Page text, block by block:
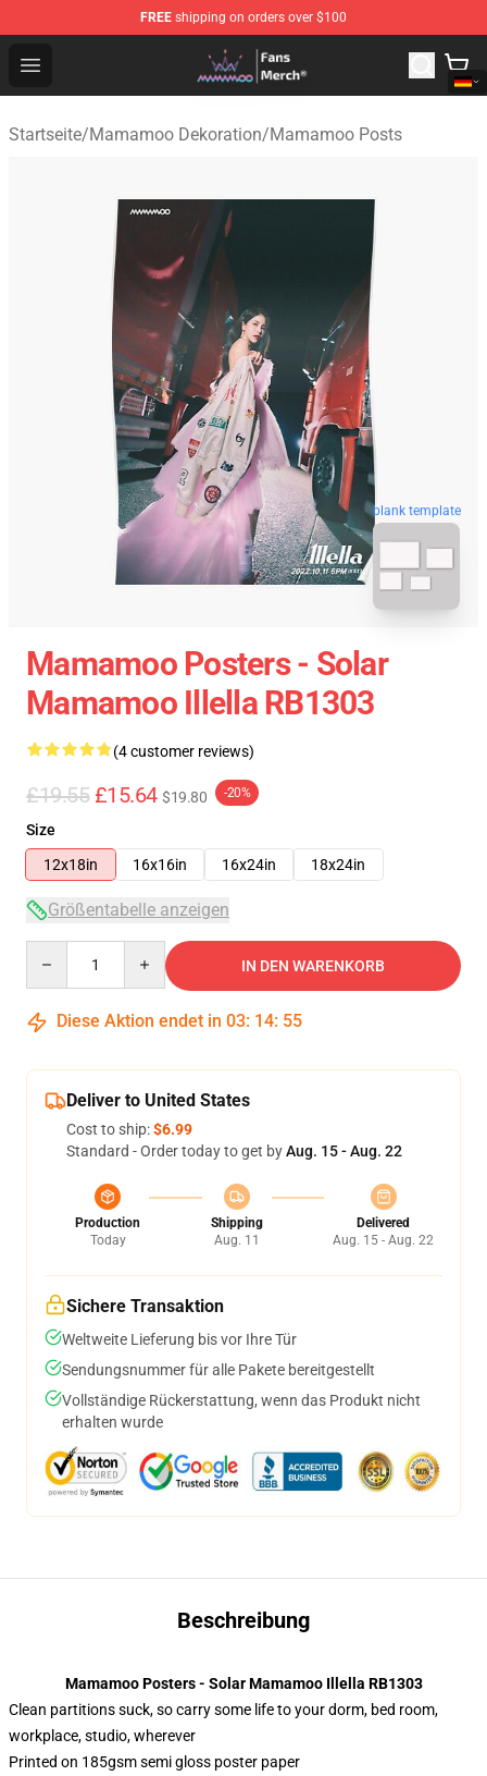
FREE shipping on orders over $100
Open menu
Mamamoo Store - Official Mamamoo Merchandise Shop
Startseite/Mamamoo Dekoration/Mamamoo Posts
blank template
Mamamoo Posters - Solar
Mamamoo Illella RB1303
(4 customer reviews)
£19.55 £15.64 $19.80 -20%
Size
12x18in
16x16in 16x24in 18x24in
Größentabelle anzeigen
IN DEN WARENKORB
Diese Aktion endet in 03: 14: 54
Deliver to United States
Cost to ship:$6.99
Standard - Order today to get byAug. 15 - Aug. 22
Production
Today
Shipping
Aug. 11
Delivered
Aug. 15 - Aug. 22
Sichere Transaktion
Weltweite Lieferung bis vor Ihre Tür
Sendungsnummer für alle Pakete bereitgestellt
Vollständige Rückerstattung, wenn das Produkt nicht
erhalten wurde
Beschreibung
Mamamoo Posters - Solar Mamamoo Illella RB1303
Clean partitions suck, so carry some life to your dorm, bed room,
workplace, studio, wherever
Printed on 185gsm semi gloss poster paper